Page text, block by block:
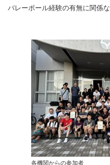
バレーボール経験の有無に関係な
各機関からの参加者